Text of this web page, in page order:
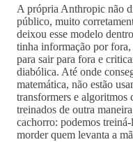
A própria Anthropic não
público, muito
deixou esse modelo
tinha informação por
para sair para fora e
diabólica. Até onde
matemática, não estão
transformers e algoritmos
treinados de outra
cachorro: podemos
morder quem levanta a